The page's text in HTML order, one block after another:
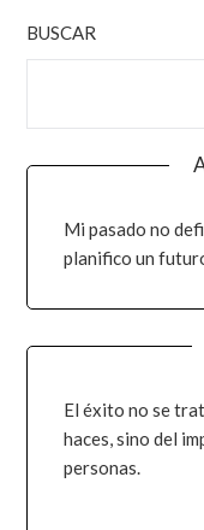
BUSCAR
Mi pasado no
planifico un
El éxito no se
haces, sino del
personas.